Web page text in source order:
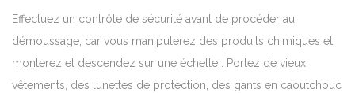
Effectuez un contrôle de sécurité avant de procéder au
démoussage, car vous manipulerez des produits chimiques et
monterez et descendez sur une échelle . Portez de vieux
vêtements, des lunettes de protection, des gants en caoutchouc